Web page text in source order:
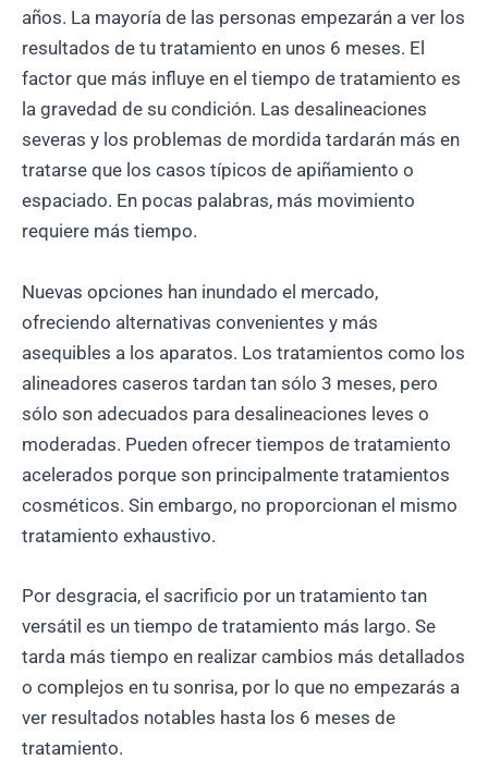
años. La mayoría de las personas empezarán a ver los
resultados de tu tratamiento en unos 6 meses. El
factor que más influye en el tiempo de tratamiento es
la gravedad de su condición. Las desalineaciones
severas y los problemas de mordida tardarán más en
tratarse que los casos típicos de apiñamiento o
espaciado. En pocas palabras, más movimiento
requiere más tiempo.
Nuevas opciones han inundado el mercado,
ofreciendo alternativas convenientes y más
asequibles a los aparatos. Los tratamientos como los
alineadores caseros tardan tan sólo 3 meses, pero
sólo son adecuados para desalineaciones leves o
moderadas. Pueden ofrecer tiempos de tratamiento
acelerados porque son principalmente tratamientos
cosméticos. Sin embargo, no proporcionan el mismo
tratamiento exhaustivo.
Por desgracia, el sacrificio por un tratamiento tan
versátil es un tiempo de tratamiento más largo. Se
tarda más tiempo en realizar cambios más detallados
o complejos en tu sonrisa, por lo que no empezarás a
ver resultados notables hasta los 6 meses de
tratamiento.